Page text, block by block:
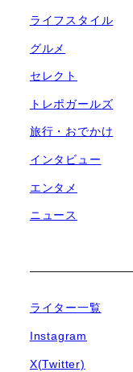
ライフスタイル
グルメ
セレクト
トレポガールズ
旅行・おでかけ
インタビュー
エンタメ
ニュース
ライター一覧
Instagram
X(Twitter)